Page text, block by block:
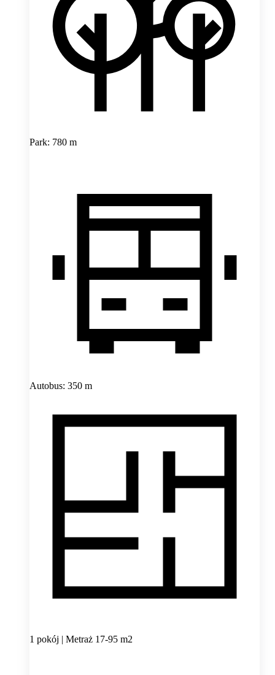
Park: 780 m
Autobus: 350 m
1 pokój | Metraż 17-95 m2